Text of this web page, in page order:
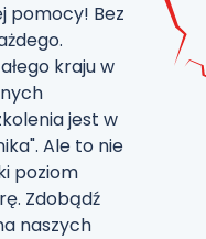
pomocy! Bez
kraju w
jest w
Ale to nie
poziom
Zdobądź
naszych